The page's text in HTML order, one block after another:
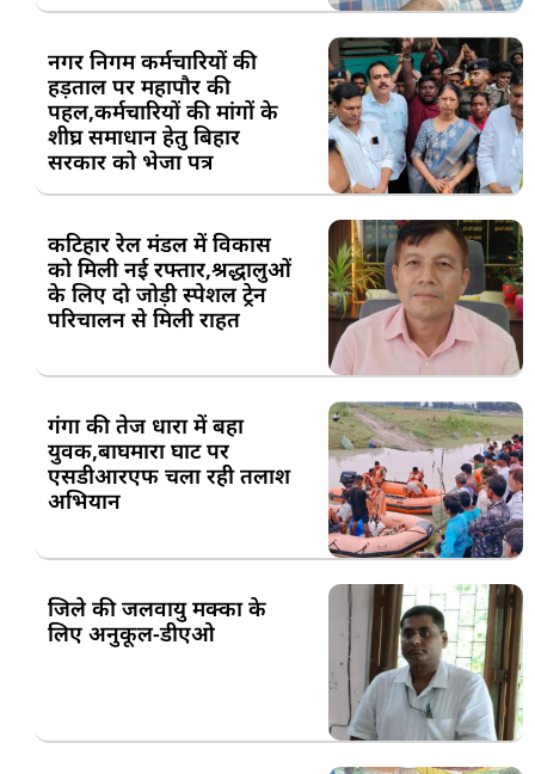
नगर निगम कर्मचारियों की
हड़ताल पर महापौर की
पहल,कर्मचारियों की मांगों के
शीघ्र समाधान हेतु बिहार
सरकार को भेजा पत्र
कटिहार रेल मंडल में विकास
को मिली नई रफ्तार,श्रद्धालुओं
के लिए दो जोड़ी स्पेशल ट्रेन
परिचालन से मिली राहत
गंगा की तेज धारा में बहा
युवक,बाघमारा घाट पर
एसडीआरएफ चला रही तलाश
अभियान
जिले की जलवायु मक्का के
लिए अनुकूल-डीएओ